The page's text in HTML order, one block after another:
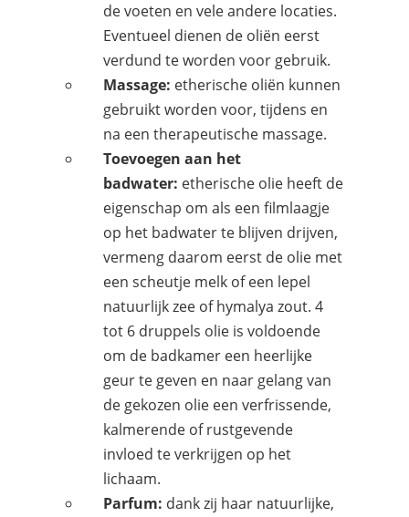
de voeten en vele andere locaties.
Eventueel dienen de oliën eerst
verdund te worden voor gebruik.
Massage: etherische oliën kunnen
gebruikt worden voor, tijdens en
na een therapeutische massage.
Toevoegen aan het
badwater: etherische olie heeft de
eigenschap om als een filmlaagje
op het badwater te blijven drijven,
vermeng daarom eerst de olie met
een scheutje melk of een lepel
natuurlijk zee of hymalya zout. 4
tot 6 druppels olie is voldoende
om de badkamer een heerlijke
geur te geven en naar gelang van
de gekozen olie een verfrissende,
kalmerende of rustgevende
invloed te verkrijgen op het
lichaam.
Parfum: dank zij haar natuurlijke,